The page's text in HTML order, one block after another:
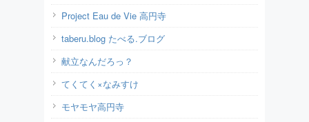
Project Eau de Vie 高円寺
taberu.blog たべる.ブログ
献立なんだろっ？
てくてく×なみすけ
モヤモヤ高円寺